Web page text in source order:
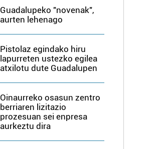
Guadalupeko "novenak",
aurten lehenago
Pistolaz egindako hiru
lapurreten ustezko egilea
atxilotu dute Guadalupen
Oinaurreko osasun zentro
berriaren lizitazio
prozesuan sei enpresa
aurkeztu dira